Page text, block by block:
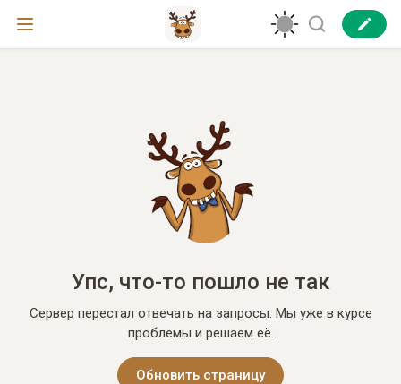
Упс, что-то пошло не так
Сервер перестал отвечать на запросы. Мы уже в курсе
проблемы и решаем её.
Обновить страницу